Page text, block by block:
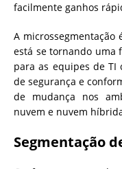
facilmente ganhos
A microssegmentação
está se tornando uma
para as equipes de TI
de segurança e
de mudança nos
nuvem e nuvem
Segmentação